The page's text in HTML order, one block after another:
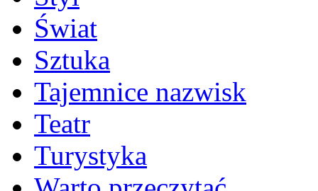
Świat
Sztuka
Tajemnice nazwisk
Teatr
Turystyka